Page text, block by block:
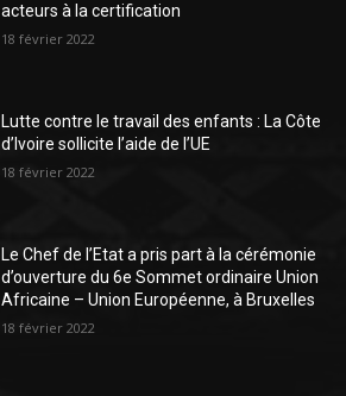
acteurs à la certification
18 février 2022
Lutte contre le travail des enfants : La Côte
d’Ivoire sollicite l’aide de l’UE
18 février 2022
Le Chef de l’Etat a pris part à la cérémonie
d’ouverture du 6e Sommet ordinaire Union
Africaine – Union Européenne, à Bruxelles
18 février 2022